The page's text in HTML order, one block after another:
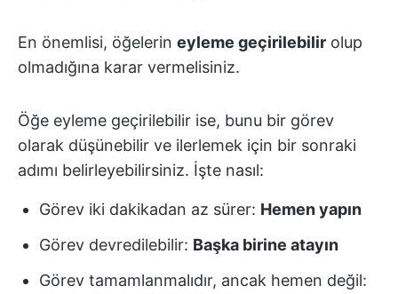
En önemlisi, öğelerin eyleme geçirilebilir olup
olmadığına karar vermelisiniz.
Öğe eyleme geçirilebilir ise, bunu bir görev
olarak düşünebilir ve ilerlemek için bir sonraki
adımı belirleyebilirsiniz. İşte nasıl:
Görev iki dakikadan az sürer: Hemen yapın
Görev devredilebilir: Başka birine atayın
Görev tamamlanmalıdır, ancak hemen değil: